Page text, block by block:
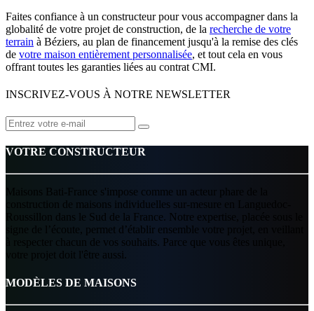
Faites confiance à un constructeur pour vous accompagner dans la
globalité de votre projet de construction, de la recherche de votre
terrain à Béziers, au plan de financement jusqu'à la remise des clés
de votre maison entièrement personnalisée, et tout cela en vous
offrant toutes les garanties liées au contrat CMI.
INSCRIVEZ-VOUS À NOTRE NEWSLETTER
VOTRE CONSTRUCTEUR
Maisons Bati-France s'impose comme un acteur phare de la
construction de maisons individuelles sur-mesure en Languedoc-
Roussillon dans le Sud de la France. Notre expertise, placée sous le
signe de l’écoute, permet d’établir ensemble votre projet, en veillant
à respecter chacun de vos souhaits. Parce que vous êtes unique,
votre projet doit l'être aussi.
MODÈLES DE MAISONS